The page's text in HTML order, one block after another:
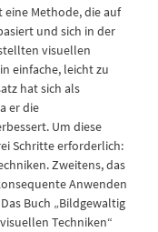
eine Methode, die auf
und sich in der
visuellen
einfache, leicht zu
hat sich als
er die
Um diese
Schritte erforderlich:
Zweitens, das
Anwenden
Buch „Bildgewaltig
Techniken“